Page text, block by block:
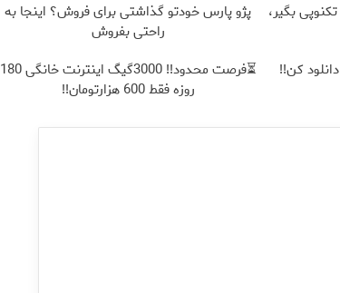
فوری تکنوپی بگیر،
پژو پارس خودتو گذاشتی برای فروش؟ اینجا به
راحتی بفروش
⏳فرصت محدود!! 3000گیگ اینترنت خانگی 180
روزه فقط 600 هزارتومان!!